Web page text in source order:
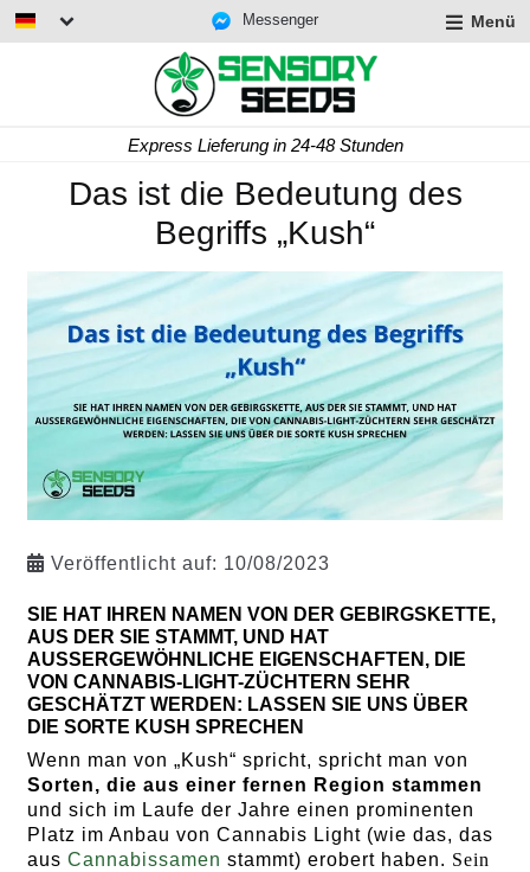
Messenger Menü
Express Lieferung in 24-48 Stunden
Das ist die Bedeutung des
Begriffs „Kush“
Veröffentlicht auf: 10/08/2023
SIE HAT IHREN NAMEN VON DER GEBIRGSKETTE,
AUS DER SIE STAMMT, UND HAT
AUSSERGEWÖHNLICHE EIGENSCHAFTEN, DIE
VON CANNABIS-LIGHT-ZÜCHTERN SEHR
GESCHÄTZT WERDEN: LASSEN SIE UNS ÜBER
DIE SORTE KUSH SPRECHEN
Wenn man von „Kush“ spricht, spricht man von
Sorten, die aus einer fernen Region stammen
und sich im Laufe der Jahre einen prominenten
Platz im Anbau von Cannabis Light (wie das, das
aus Cannabissamen stammt) erobert haben. Sein